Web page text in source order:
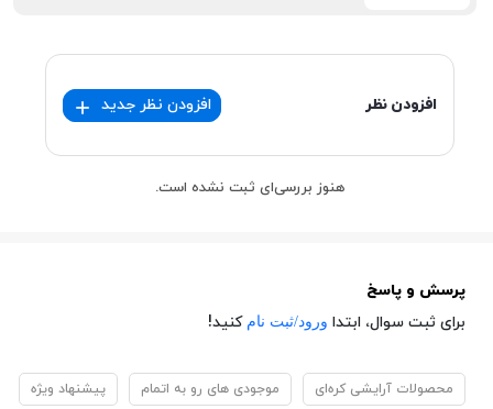
افزودن نظر افزودن نظر جدید
هنوز بررسی‌ای ثبت نشده است.
پرسش و پاسخ
برای ثبت سوال، ابتدا ورود/ثبت نام کنید!
محصولات آرایشی کره‌ای موجودی های رو به اتمام پیشنهاد ویژه